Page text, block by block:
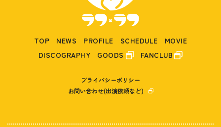
TOP NEWS PROFILE SCHEDULE
MOVIE
DISCOGRAPHY
GOODS FANCLUB
プライバシーポリシー
お問い合わせ(出演依頼など)